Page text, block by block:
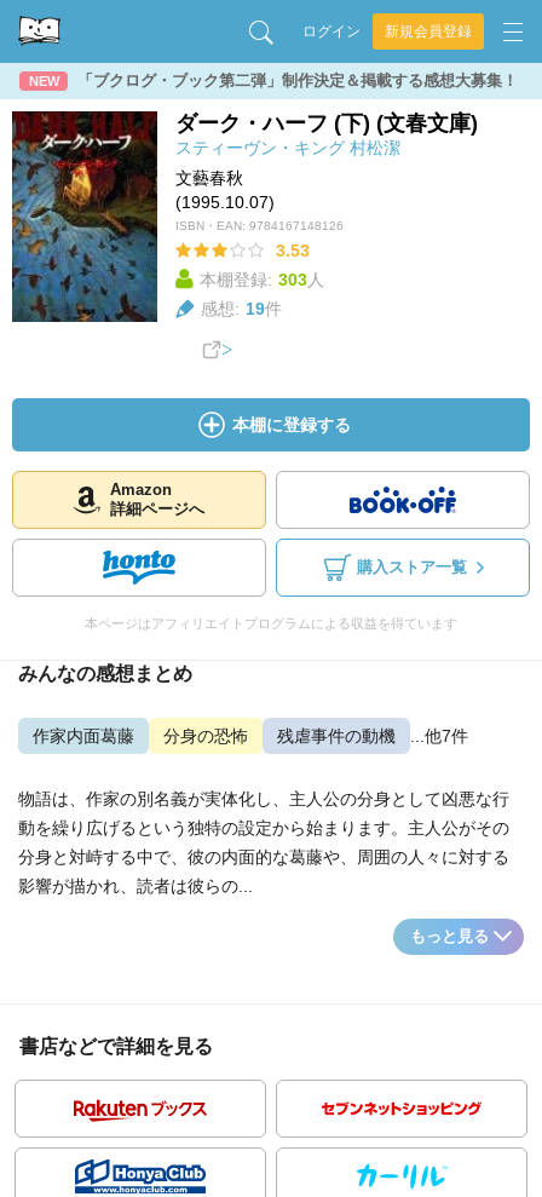
ログイン 新規会員登録
NEW 「ブクログ・ブック第二弾」制作決定＆掲載する感想大募集！
ダーク・ハーフ (下) (文春文庫)
スティーヴン・キング 村松潔
文藝春秋
(1995.10.07)
ISBN・EAN: 9784167148126
3.53
本棚登録: 303人
感想: 19件
本棚に登録する
Amazon
詳細ページへ
購入ストア一覧
本ページはアフィリエイトプログラムによる収益を得ています
みんなの感想まとめ
作家内面葛藤 分身の恐怖 残虐事件の動機 ...他7件
物語は、作家の別名義が実体化し、主人公の分身として凶悪な行
動を繰り広げるという独特の設定から始まります。主人公がその
分身と対峙する中で、彼の内面的な葛藤や、周囲の人々に対する
影響が描かれ、読者は彼らの...
もっと見る
書店などで詳細を見る